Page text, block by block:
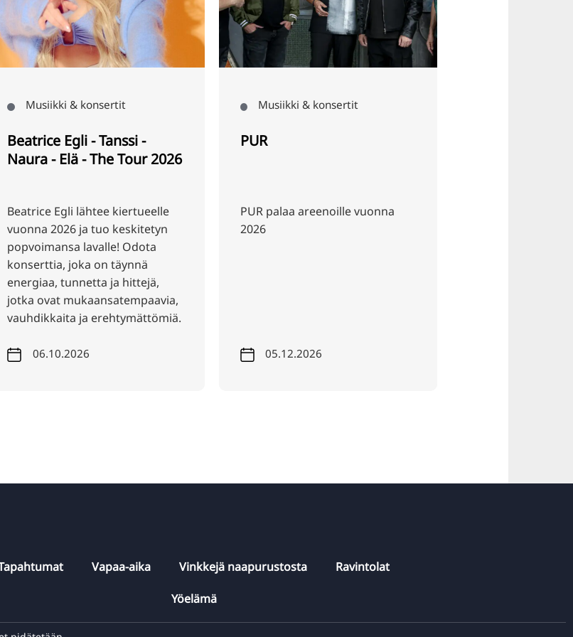
& konsertit
- Tanssi -
- The Tour 2026
lähtee kiertueelle
ja tuo keskitetyn
lavalle! Odota
on täynnä
ja hittejä,
ja erehtymättömiä.
Musiikki & konsertit
PUR palaa areenoille vuonna
05.12.2026
Vapaa-aika Vinkkejä naapurustosta Ravintolat
Yöelämä